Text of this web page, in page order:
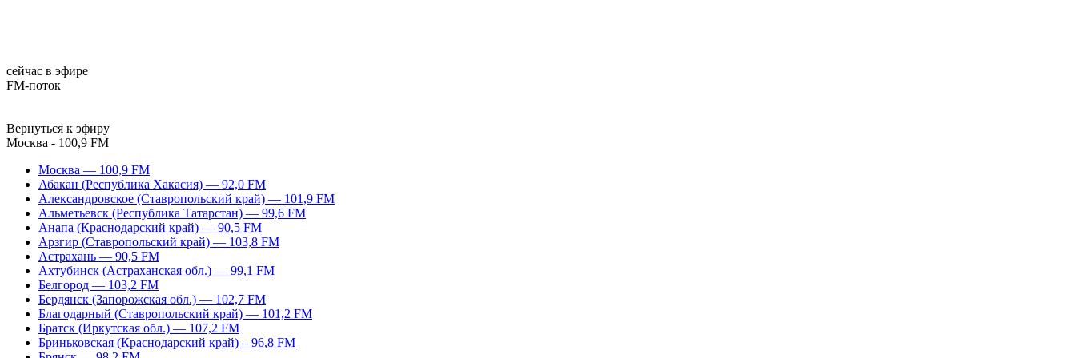
сейчас в эфире
FM-поток
Вернуться к эфиру
Москва - 100,9 FM
Москва — 100,9 FM
Абакан (Республика Хакасия) — 92,0 FM
Александровское (Ставропольский край) — 101,9 FM
Альметьевск (Республика Татарстан) — 99,6 FM
Анапа (Краснодарский край) — 90,5 FM
Арзгир (Ставропольский край) — 103,8 FM
Астрахань — 90,5 FM
Ахтубинск (Астраханская обл.) — 99,1 FM
Белгород — 103,2 FM
Бердянск (Запорожская обл.) — 102,7 FM
Благодарный (Ставропольский край) — 101,2 FM
Братск (Иркутская обл.) — 107,2 FM
Бриньковская (Краснодарский край) – 96,8 FM